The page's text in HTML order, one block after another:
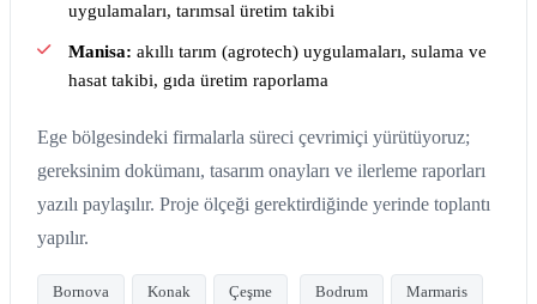
uygulamaları, tarımsal üretim takibi
Manisa: akıllı tarım (agrotech) uygulamaları, sulama ve
hasat takibi, gıda üretim raporlama
Ege bölgesindeki firmalarla süreci çevrimiçi yürütüyoruz;
gereksinim dokümanı, tasarım onayları ve ilerleme raporları
yazılı paylaşılır. Proje ölçeği gerektirdiğinde yerinde toplantı
yapılır.
Bornova Konak Çeşme Bodrum Marmaris